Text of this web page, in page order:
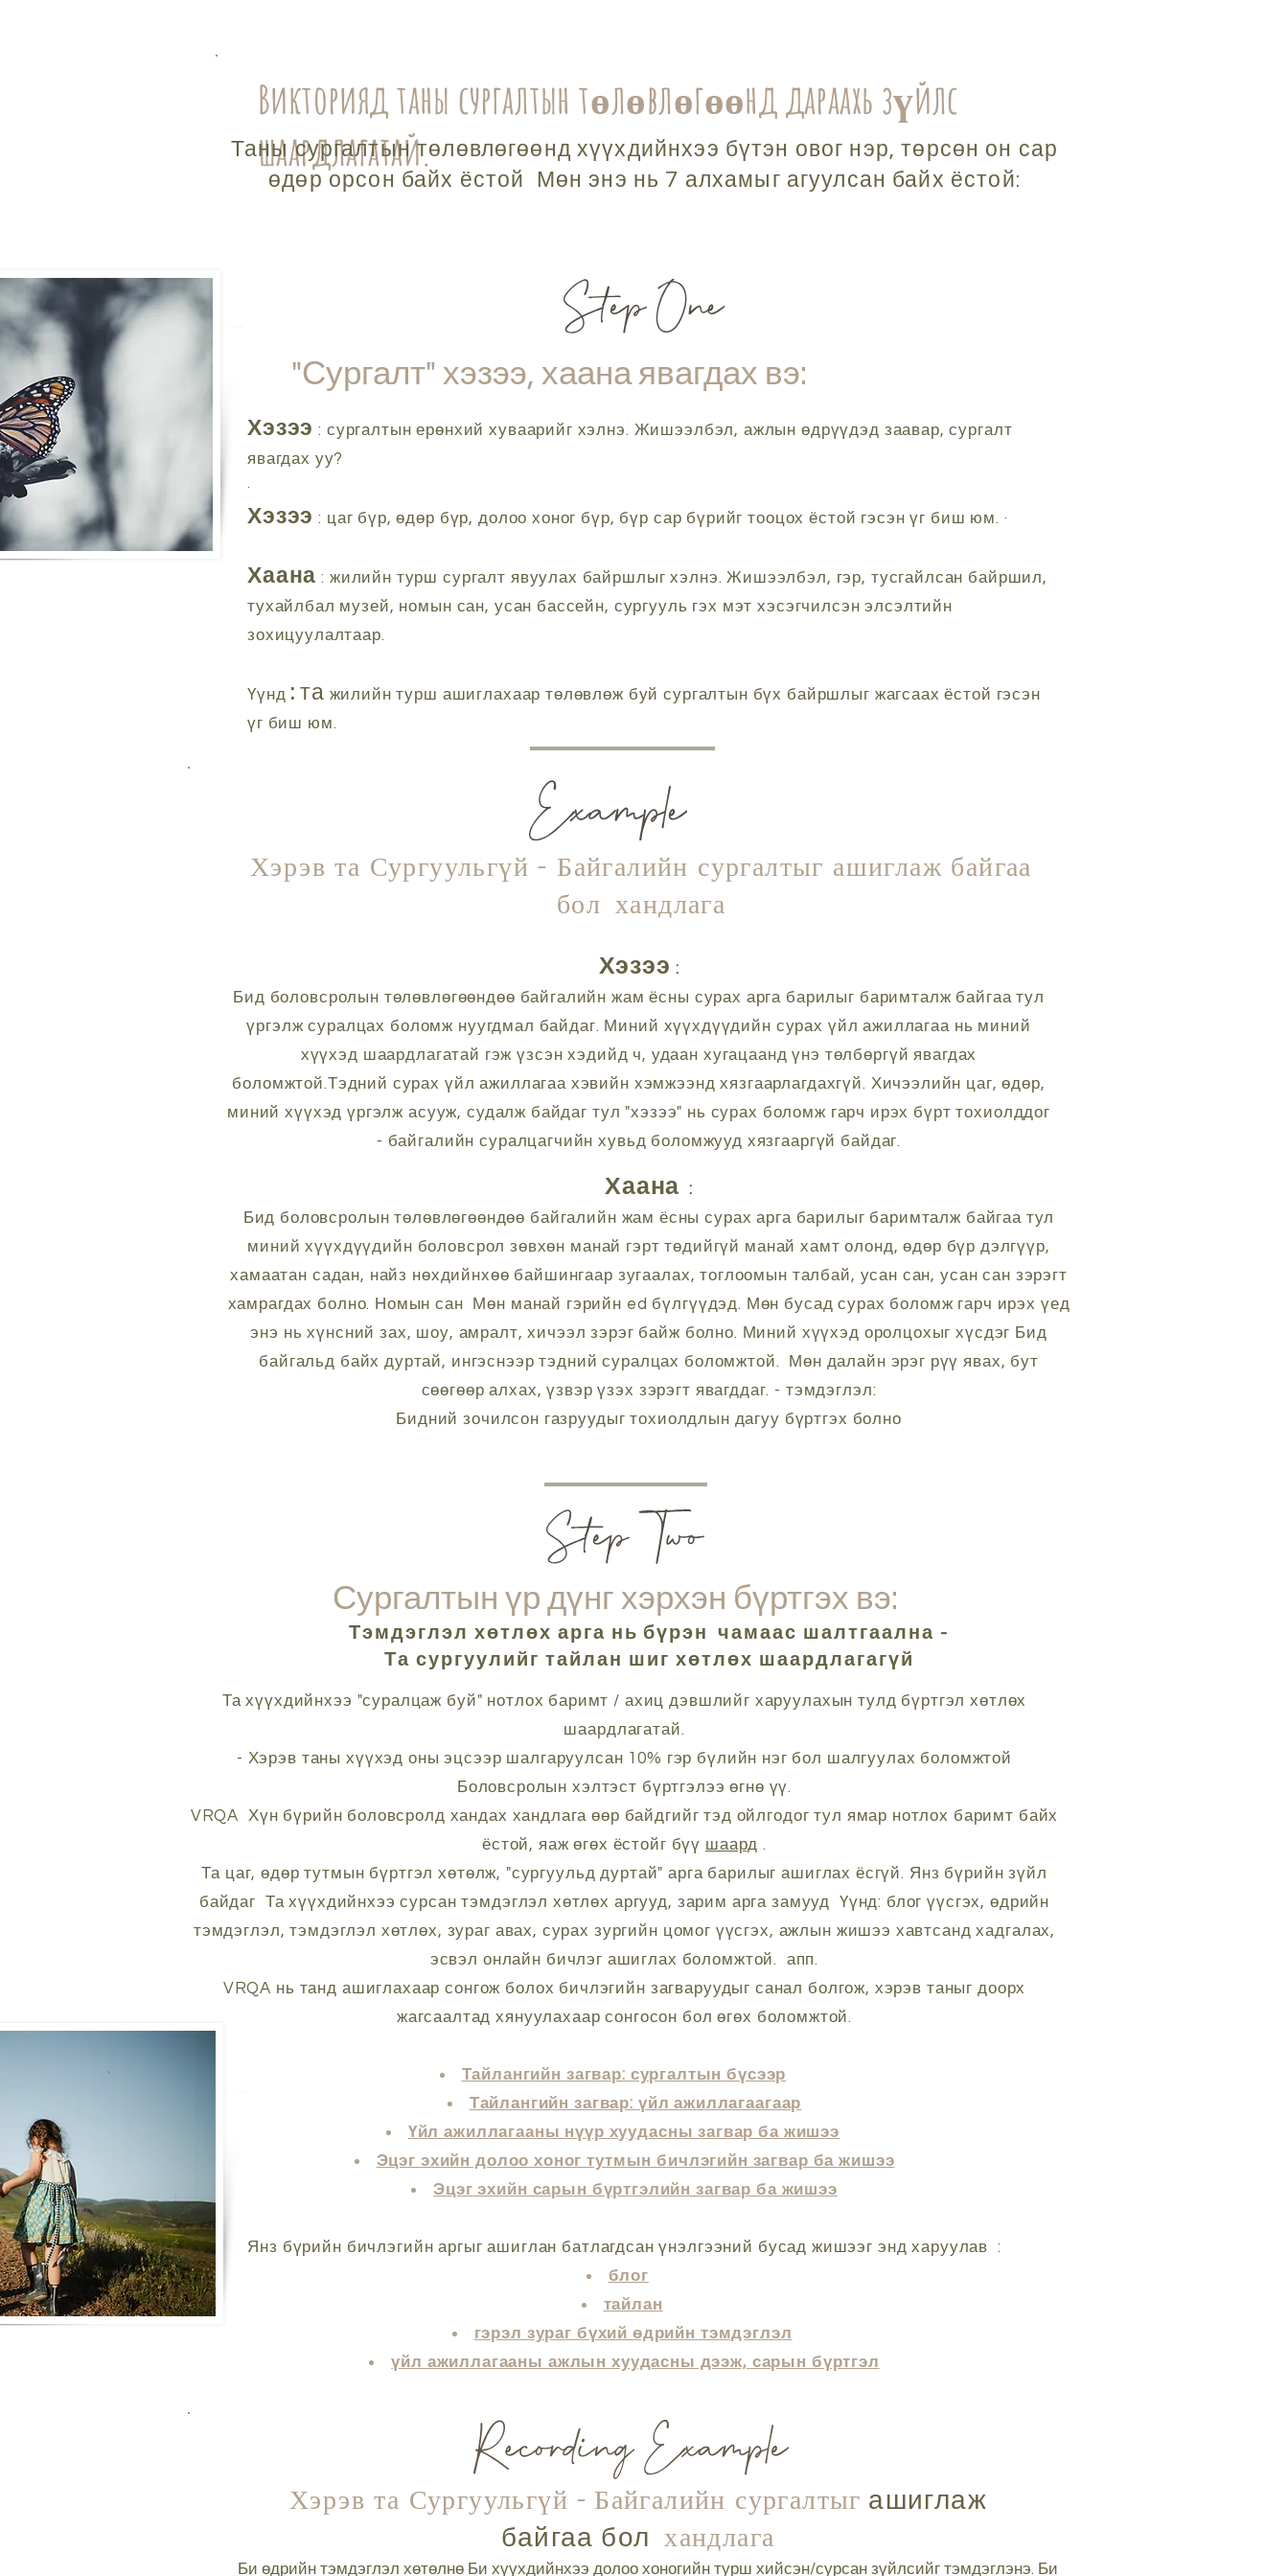
Викторияд таны сургалтын төлөвлөгөөнд дараахь зүйлс
шаардлагатай.
Таны сургалтын төлөвлөгөөнд хүүхдийнхээ бүтэн овог нэр, төрсөн он сар
өдөр орсон байх ёстой
Мөн энэ нь 7 алхамыг агуулсан байх ёстой:
"Сургалт" хэзээ, хаана явагдах вэ:
Хэзээ : сургалтын ерөнхий хуваарийг хэлнэ. Жишээлбэл, ажлын өдрүүдэд заавар, сургалт
явагдах уу?
·
Хэзээ : цаг бүр, өдөр бүр, долоо хоног бүр, бүр сар бүрийг тооцох ёстой гэсэн үг биш юм. ·
Хаана : жилийн турш сургалт явуулах байршлыг хэлнэ. Жишээлбэл, гэр, тусгайлсан байршил,
тухайлбал музей, номын сан, усан бассейн, сургууль гэх мэт хэсэгчилсэн элсэлтийн
зохицуулалтаар.
Үүнд : та жилийн турш ашиглахаар төлөвлөж буй сургалтын бүх байршлыг жагсаах ёстой гэсэн
үг биш юм.
Хэрэв та Сургуульгүй - Байгалийн сургалтыг ашиглаж байгаа
бол хандлага
Хэзээ :
Бид боловсролын төлөвлөгөөндөө байгалийн жам ёсны сурах арга барилыг баримталж байгаа тул
үргэлж суралцах боломж нуугдмал байдаг. Миний хүүхдүүдийн сурах үйл ажиллагаа нь миний
хүүхэд шаардлагатай гэж үзсэн хэдийд ч, удаан хугацаанд үнэ төлбөргүй явагдах
боломжтой.Тэдний сурах үйл ажиллагаа хэвийн хэмжээнд хязгаарлагдахгүй. Хичээлийн цаг, өдөр,
миний хүүхэд үргэлж асууж, судалж байдаг тул "хэзээ" нь сурах боломж гарч ирэх бүрт тохиолддог
- байгалийн суралцагчийн хувьд боломжууд хязгааргүй байдаг.
Хаана
:
Бид боловсролын төлөвлөгөөндөө байгалийн жам ёсны сурах арга барилыг баримталж байгаа тул
миний хүүхдүүдийн боловсрол зөвхөн манай гэрт төдийгүй манай хамт олонд, өдөр бүр дэлгүүр,
хамаатан садан, найз нөхдийнхөө байшингаар зугаалах, тоглоомын талбай, усан сан, усан сан зэрэгт
хамрагдах болно. Номын сан
Мөн манай гэрийн ed бүлгүүдэд. Мөн бусад сурах боломж гарч ирэх үед
энэ нь хүнсний зах, шоу, амралт, хичээл зэрэг байж болно. Миний хүүхэд оролцохыг хүсдэг Бид
байгальд байх дуртай, ингэснээр тэдний суралцах боломжтой.
Мөн далайн эрэг рүү явах, бут
сөөгөөр алхах, үзвэр үзэх зэрэгт явагддаг. - тэмдэглэл:
Бидний зочилсон газруудыг тохиолдлын дагуу бүртгэх болно
Сургалтын үр дүнг хэрхэн бүртгэх вэ:
Тэмдэглэл хөтлөх арга нь бүрэн
чамаас шалтгаална -
Та сургуулийг тайлан шиг хөтлөх шаардлагагүй
Та хүүхдийнхээ "суралцаж буй" нотлох баримт / ахиц дэвшлийг харуулахын тулд бүртгэл хөтлөх
шаардлагатай.
- Хэрэв таны хүүхэд оны эцсээр шалгаруулсан 10% гэр бүлийн нэг бол шалгуулах боломжтой
Боловсролын хэлтэст бүртгэлээ өгнө үү.
VRQA
Хүн бүрийн боловсролд хандах хандлага өөр байдгийг тэд ойлгодог тул ямар нотлох баримт байх
ёстой, яаж өгөх ёстойг бүү шаард .
Та цаг, өдөр тутмын бүртгэл хөтөлж, "сургуульд дуртай" арга барилыг ашиглах ёсгүй. Янз бүрийн зүйл
байдаг
Та хүүхдийнхээ сурсан тэмдэглэл хөтлөх аргууд, зарим арга замууд
Үүнд: блог үүсгэх, өдрийн
тэмдэглэл, тэмдэглэл хөтлөх, зураг авах, сурах зургийн цомог үүсгэх, ажлын жишээ хавтсанд хадгалах,
эсвэл онлайн бичлэг ашиглах боломжтой.
апп.
VRQA нь танд ашиглахаар сонгож болох бичлэгийн загваруудыг санал болгож, хэрэв таныг доорх
жагсаалтад хянуулахаар сонгосон бол өгөх боломжтой.
Тайлангийн загвар: сургалтын бүсээр
Тайлангийн загвар: үйл ажиллагаагаар
Үйл ажиллагааны нүүр хуудасны загвар ба жишээ
Эцэг эхийн долоо хоног тутмын бичлэгийн загвар ба жишээ
Эцэг эхийн сарын бүртгэлийн загвар ба жишээ
Янз бүрийн бичлэгийн аргыг ашиглан батлагдсан үнэлгээний бусад жишээг энд харуулав
:
блог
тайлан
гэрэл зураг бүхий өдрийн тэмдэглэл
үйл ажиллагааны ажлын хуудасны дээж, сарын бүртгэл
Хэрэв та Сургуульгүй - Байгалийн сургалтыг ашиглаж
байгаа болхандлага
Би өдрийн тэмдэглэл хөтөлнө Би хүүхдийнхээ долоо хоногийн турш хийсэн/сурсан зүйлсийг тэмдэглэнэ. Би